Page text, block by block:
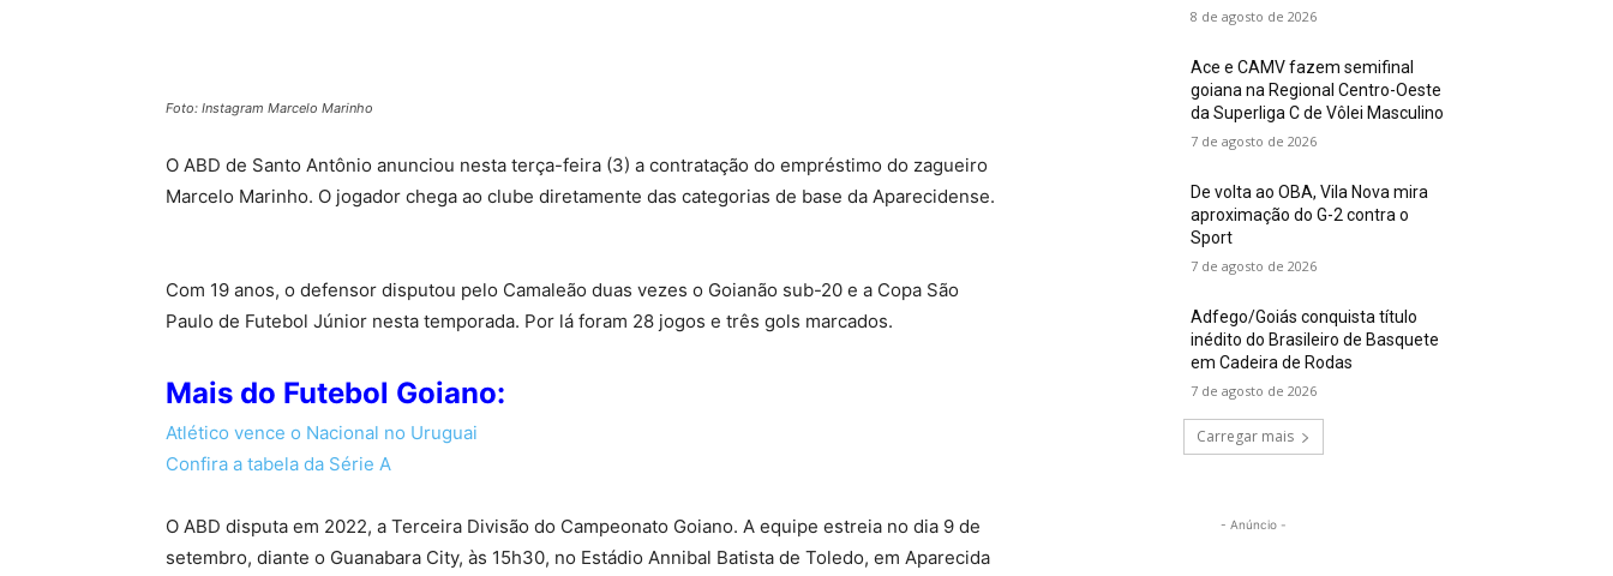
Foto: Instagram Marcelo Marinho
O ABD de Santo Antônio anunciou nesta terça-feira (3) a contratação do empréstimo do zagueiro
Marcelo Marinho. O jogador chega ao clube diretamente das categorias de base da Aparecidense.
Com 19 anos, o defensor disputou pelo Camaleão duas vezes o Goianão sub-20 e a Copa São
Paulo de Futebol Júnior nesta temporada. Por lá foram 28 jogos e três gols marcados.
Mais do Futebol Goiano:
Atlético vence o Nacional no Uruguai
Confira a tabela da Série A
O ABD disputa em 2022, a Terceira Divisão do Campeonato Goiano. A equipe estreia no dia 9 de
setembro, diante o Guanabara City, às 15h30, no Estádio Annibal Batista de Toledo, em Aparecida
8 de agosto de 2026
Ace e CAMV fazem semifinal
goiana na Regional Centro-Oeste
da Superliga C de Vôlei Masculino
7 de agosto de 2026
De volta ao OBA, Vila Nova mira
aproximação do G-2 contra o
Sport
7 de agosto de 2026
Adfego/Goiás conquista título
inédito do Brasileiro de Basquete
em Cadeira de Rodas
7 de agosto de 2026
Carregar mais
- Anúncio -